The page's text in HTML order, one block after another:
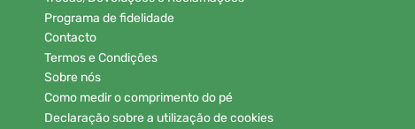
Programa de fidelidade
Contacto
Termos e Condições
Sobre nós
Como medir o comprimento do pé
Declaração sobre a utilização de cookies